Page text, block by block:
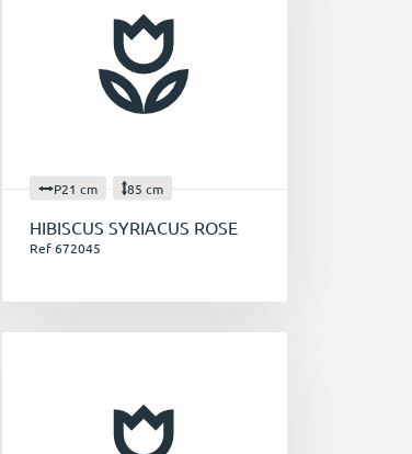
P21 cm 85 cm
HIBISCUS SYRIACUS ROSE
Ref 672045